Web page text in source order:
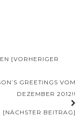
[VORHERIGER
GREETINGS VOM
DEZEMBER 2012!!
[NÄCHSTER BEITRAG]